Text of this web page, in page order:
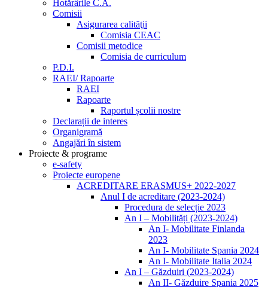
Hotărârile C.A.
Comisii
Asigurarea calităţii
Comisia CEAC
Comisii metodice
Comisia de curriculum
P.D.I.
RAEI/ Rapoarte
RAEI
Rapoarte
Raportul școlii nostre
Declarații de interes
Organigramă
Angajări în sistem
Proiecte & programe
e-safety
Proiecte europene
ACREDITARE ERASMUS+ 2022-2027
Anul I de acreditare (2023-2024)
Procedura de selecție 2023
An I – Mobilități (2023-2024)
An I- Mobilitate Finlanda
2023
An I- Mobilitate Spania 2024
An I- Mobilitate Italia 2024
An I – Găzduiri (2023-2024)
An II- Găzduire Spania 2025